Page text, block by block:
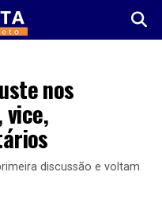
nos
discussão e voltam